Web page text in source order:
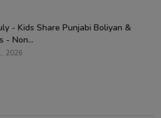
- Kids Share Punjabi Boliyan &
- Non...
2026